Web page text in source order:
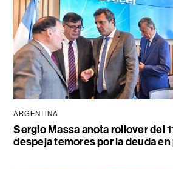
ARGENTINA
Sergio Massa anota rollover del
despeja temores por la deuda